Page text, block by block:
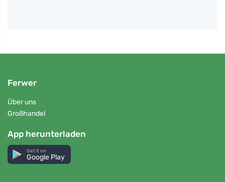
Ferwer
Über uns
Großhandel
App herunterladen
Get it on
Google Play